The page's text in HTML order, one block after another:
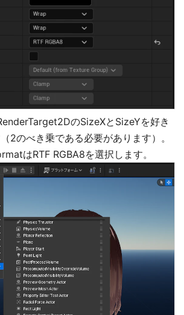
のSizeXとSizeYを好き
2のべき乗である必要があります）。
はRTF RGBA8を選択します。